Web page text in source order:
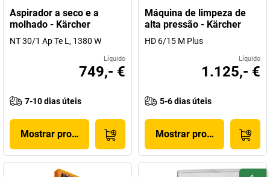
Aspirador a seco e a
molhado - Kärcher
NT 30/1 Ap Te L, 1380 W
Líquido
749,- €
7-10 dias úteis
Mostrar produto
Máquina de limpeza de
alta pressão - Kärcher
HD 6/15 M Plus
Líquido
1.125,- €
5-6 dias úteis
Mostrar produto